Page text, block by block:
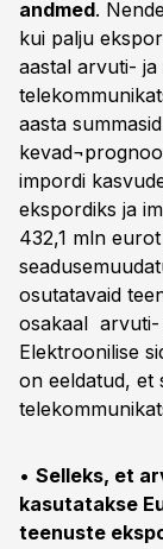
andmed.
kui palju
aastal arvuti-
aasta
impordi
ekspordiks ja
432,1 mln
osutatavaid
osakaal arvuti-
Elektroonilise
on eeldatud, et
• Selleks, et
kasutatakse
teenuste